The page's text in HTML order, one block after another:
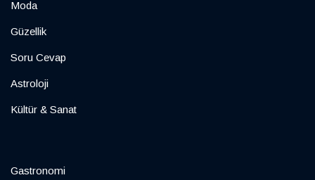
Moda
Güzellik
Soru Cevap
Astroloji
Kültür & Sanat
Gastronomi